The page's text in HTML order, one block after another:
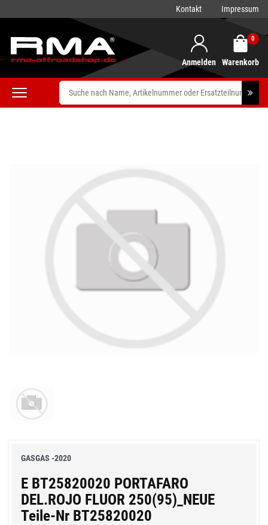
Kontakt Impressum
Anmelden
0
Warenkorb
GASGAS -2020
E BT25820020 PORTAFARO
DEL.ROJO FLUOR 250(95)_NEUE
Teile-Nr BT25820020